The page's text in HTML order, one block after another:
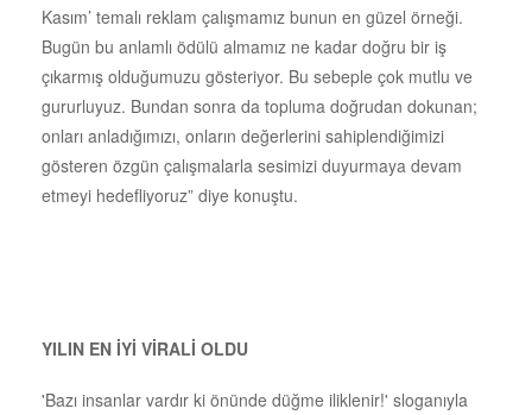
Kasım’ temalı reklam çalışmamız bunun en güzel örneği.
Bugün bu anlamlı ödülü almamız ne kadar doğru bir iş
çıkarmış olduğumuzu gösteriyor. Bu sebeple çok mutlu ve
gururluyuz. Bundan sonra da topluma doğrudan dokunan;
onları anladığımızı, onların değerlerini sahiplendiğimizi
gösteren özgün çalışmalarla sesimizi duyurmaya devam
etmeyi hedefliyoruz” diye konuştu.
YILIN EN İYİ VİRALİ OLDU
'Bazı insanlar vardır ki önünde düğme iliklenir!' sloganıyla